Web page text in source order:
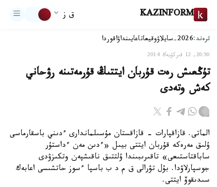
KAZINFORM ق ز
ترەند:2026-سايلاۋ وقيعاتاعايىنداۋاقوردا
20:50, 12 قىركۇيەك 2014
تۇڭعىش رەت قۇربان ايتتىڭ قۇرمەتىنە رۋحاني
كەش وتەدى
الماتى. قازاقپارات - قازاقستان مۇسىلماندارى ءدىني باسقارماسى
ۇلىق مەرەكە قۇربان ايتتى بيىل «ءدىن مەن ءداستۇر
ساباقتاستىعى» تاقىرىبىندا ۇلتتىق ناقىشپەن وتكىزۋدى
جوسپارلاۋدا. بۇل تۋرالى ق م د ب باسپا ءسوز حاتشىسى اعابەك
سىدىقوۆ ايتتى.